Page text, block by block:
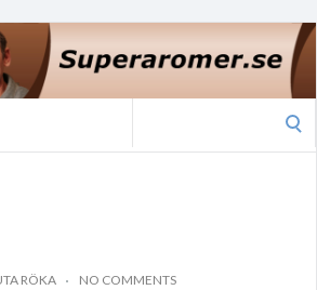
RÖKA NO COMMENTS